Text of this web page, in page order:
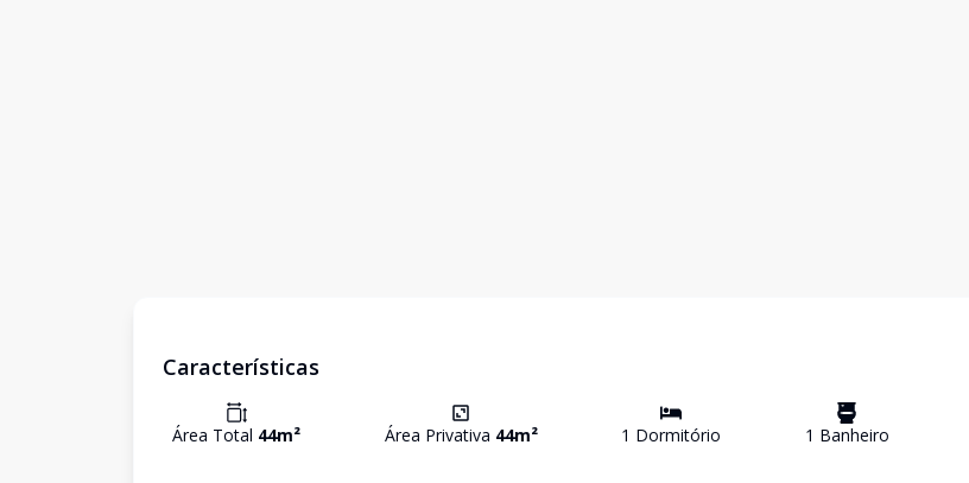
Características
Área Total 44m² Área Privativa 44m² 1 Dormitório 1 Banheiro